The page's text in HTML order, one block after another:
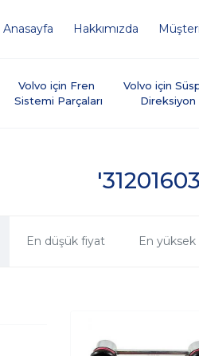
Anasayfa Hakkımızda
Volvo için Fren
Sistemi Parçaları
Volvo için
Direksiyon
En düşük fiyat En